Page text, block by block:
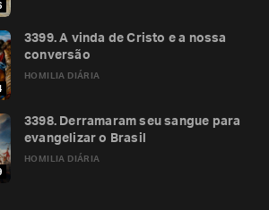
HOMILIA DIÁRIA
3399. A vinda de Cristo e a nossa
conversão
HOMILIA DIÁRIA
3398. Derramaram seu sangue para
evangelizar o Brasil